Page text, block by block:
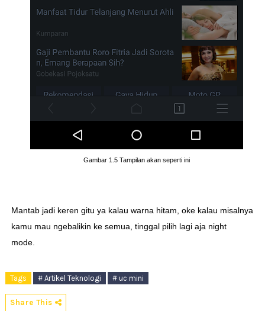
Gambar 1.5 Tampilan akan seperti ini
Mantab jadi keren gitu ya kalau warna hitam, oke kalau misalnya
kamu mau ngebalikin ke semua, tinggal pilih lagi aja night
mode.
Tags # Artikel Teknologi # uc mini
Share This